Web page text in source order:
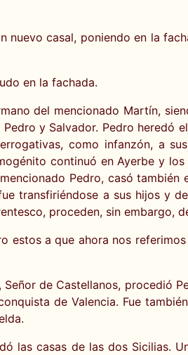
casal, poniendo en la
en la fachada.
del mencionado Martín,
y Salvador. Pedro heredó
como infanzón, a
continuó en Ayerbe y
Pedro, casó también
transfiriéndose a sus hijos y
proceden, sin embargo,
estos a que ahora nos
de Castellanos, procedió
de Valencia. Fue
las casas de las dos Sicilias.